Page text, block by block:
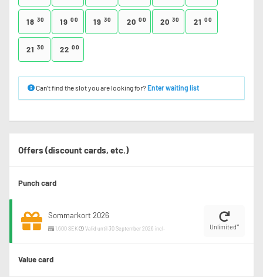
18 30 19 00 19 30 20 00 20 30 21 00
21 30 22 00
Can’t find the slot you are looking for? Enter waiting list
Offers (discount cards, etc.)
Punch card
Unlimited*
Sommarkort 2026
1,600 SEK Valid until 30 September 2026 incl.
Value card